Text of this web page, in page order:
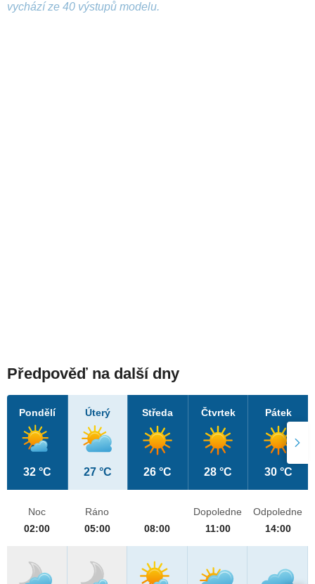
vychází ze 40 výstupů modelu.
Předpověď na další dny
Pondělí
32 °C
Úterý
27 °C
Středa
26 °C
Čtvrtek
28 °C
Pátek
30 °C
Noc
02:00
Ráno
05:00
08:00
Dopoledne
11:00
Odpoledne
14:00